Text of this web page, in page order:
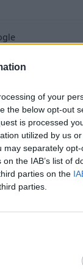
of your
the below opt-out
is processed
utilized by us
may separately
the IAB’s list of
parties on the
parties.
στη
του